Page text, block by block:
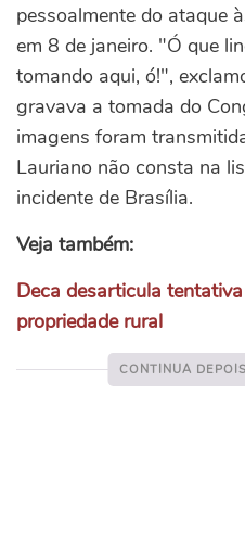
pessoalmente do ataque
em 8 de janeiro. "Ó que
tomando aqui, ó!",
gravava a tomada do
imagens foram
Lauriano não consta na
incidente de Brasília.
Veja também:
Deca desarticula
propriedade rural